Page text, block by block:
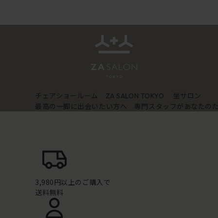
チェアショールーム ZA SALON TOKYO
坐サロン
最高の一脚に出会いたい方へ 専門スタッフがあなたの
3,980円以上のご購入で
送料無料